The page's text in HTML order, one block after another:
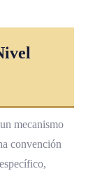
mecanismo
convención